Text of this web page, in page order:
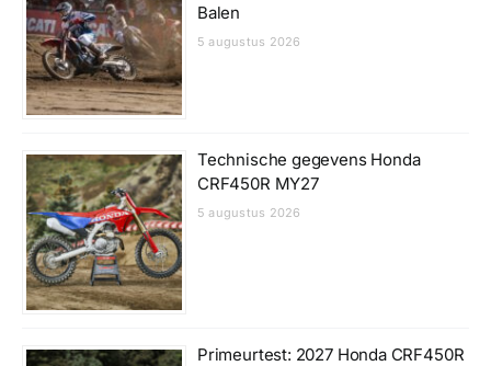
Balen
5 augustus 2026
Technische gegevens Honda
CRF450R MY27
5 augustus 2026
Primeurtest: 2027 Honda CRF450R